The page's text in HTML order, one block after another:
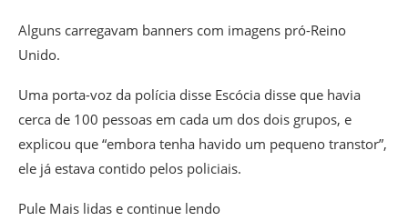
Alguns carregavam banners com imagens pró-Reino
Unido.
Uma porta-voz da polícia disse Escócia disse que havia
cerca de 100 pessoas em cada um dos dois grupos, e
explicou que “embora tenha havido um pequeno transtor”,
ele já estava contido pelos policiais.
Pule Mais lidas e continue lendo